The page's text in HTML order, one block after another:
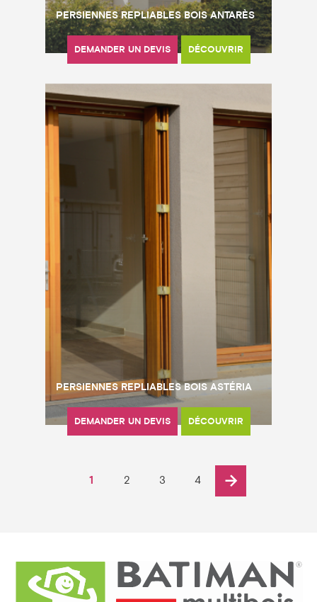
PERSIENNES REPLIABLES BOIS ANTARÈS
DEMANDER UN DEVIS DÉCOUVRIR
PERSIENNES REPLIABLES BOIS ASTÉRIA
DEMANDER UN DEVIS DÉCOUVRIR
1 2 3 4